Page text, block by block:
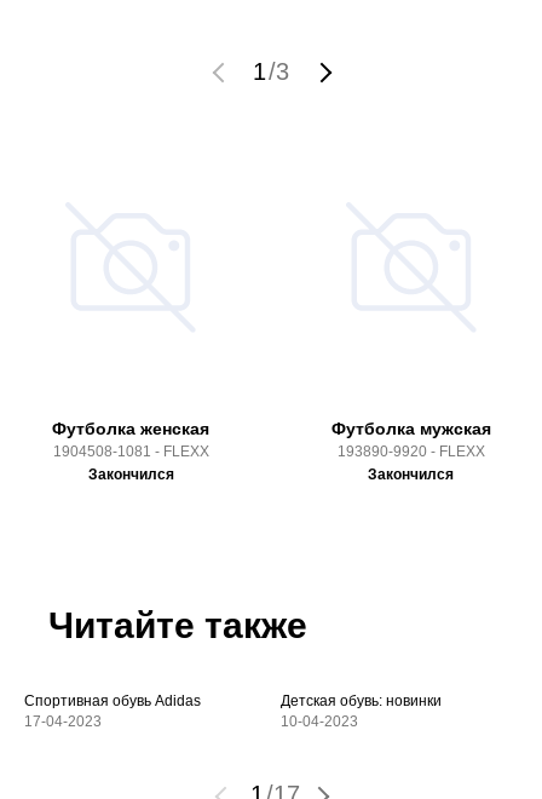
1/3
Футболка женская
1904508-1081 - FLEXX
Закончился
Футболка мужская
193890-9920 - FLEXX
Закончился
Читайте также
Спортивная обувь Adidas
17-04-2023
Детская обувь: новинки
10-04-2023